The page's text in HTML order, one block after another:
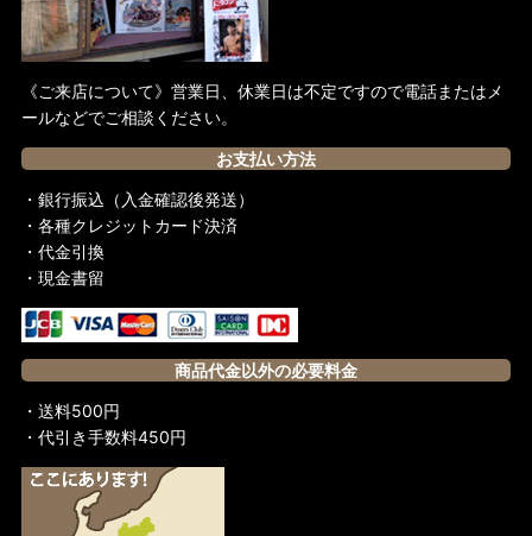
《ご来店について》営業日、休業日は不定ですので電話またはメ
ールなどでご相談ください。
お支払い方法
・銀行振込（入金確認後発送）
・各種クレジットカード決済
・代金引換
・現金書留
商品代金以外の必要料金
・送料500円
・代引き手数料450円